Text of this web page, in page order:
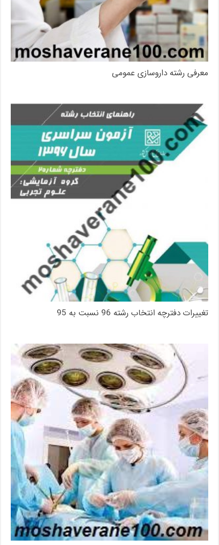
معرفی رشته داروسازی عمومی
تغییرات دفترچه انتخاب رشته 96 نسبت به 95